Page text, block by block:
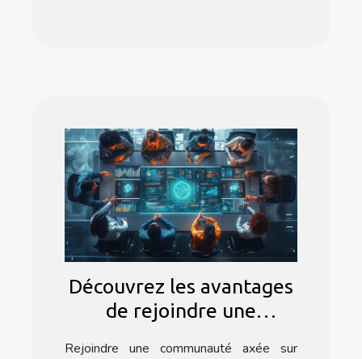
Découvrez les avantages
de rejoindre une
Rejoindre une communauté axée sur